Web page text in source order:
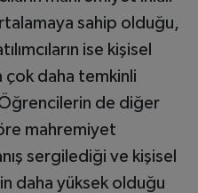
sahip olduğu,
ise kişisel
çok daha temkinli
de diğer
mahremiyet
sergilediği ve kişisel
daha yüksek olduğu